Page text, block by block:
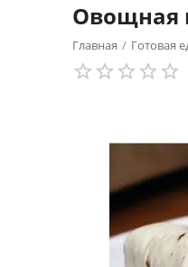
Овощная
Главная / Готовая